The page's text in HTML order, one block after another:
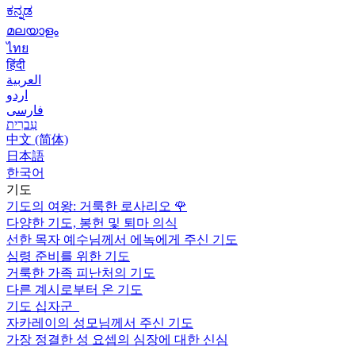
ಕನ್ನಡ
മലയാളം
ไทย
हिंदी
العربية
اردو
فارسی
עִברִית
中文 (简体)
日本語
한국어
기도
기도의 여왕: 거룩한 로사리오 🌹
다양한 기도, 봉헌 및 퇴마 의식
선한 목자 예수님께서 에녹에게 주신 기도
심령 준비를 위한 기도
거룩한 가족 피난처의 기도
다른 계시로부터 온 기도
기도 십자군
자카레이의 성모님께서 주신 기도
가장 정결한 성 요셉의 심장에 대한 신심